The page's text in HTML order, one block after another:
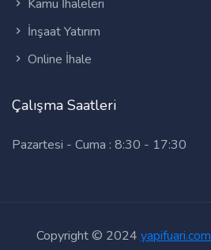
Kamu İhaleleri
İnşaat Yatırım
Online İhale
Çalışma Saatleri
Pazartesi - Cuma : 8:30 - 17:30
Copyright © 2024 yapifuari.com